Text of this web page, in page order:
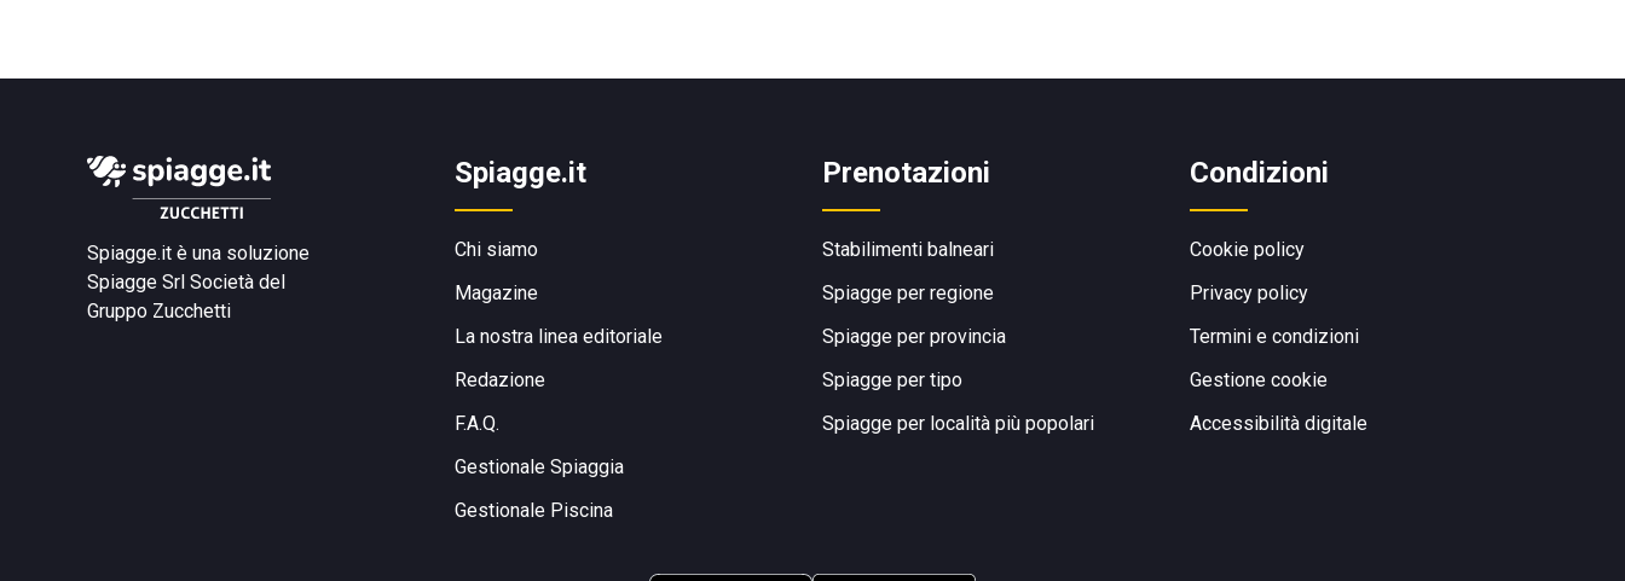
Spiagge.it è una soluzione
Spiagge Srl Società del
Gruppo Zucchetti
Spiagge.it
Chi siamo
Magazine
La nostra linea editoriale
Redazione
F.A.Q.
Gestionale Spiaggia
Gestionale Piscina
Prenotazioni
Stabilimenti balneari
Spiagge per regione
Spiagge per provincia
Spiagge per tipo
Spiagge per località più popolari
Condizioni
Cookie policy
Privacy policy
Termini e condizioni
Gestione cookie
Accessibilità digitale